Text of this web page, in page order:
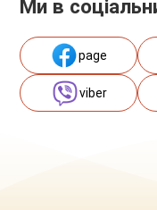
Ми в
page
viber